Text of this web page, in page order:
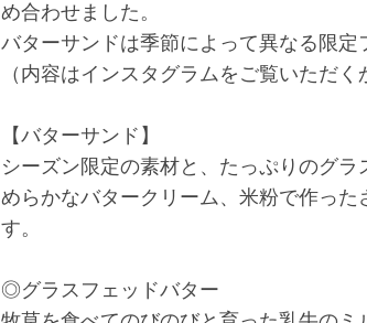
め合わせました。
バターサンドは季節によって異なる限定
（内容はインスタグラムをご覧いただ
【バターサンド】
シーズン限定の素材と、たっぷりのグ
めらかなバタークリーム、米粉で作っ
す。
◎グラスフェッドバター